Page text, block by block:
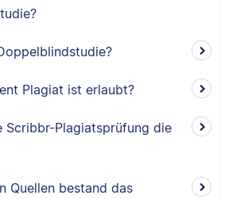
Plagiat ist erlaubt?
Scribbr-Plagiatsprüfung die
Quellen bestand das